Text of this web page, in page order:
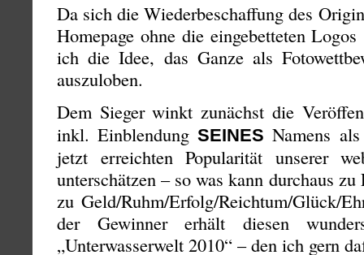
Da sich die Wiederbeschaffung des
Homepage ohne die eingebetteten
ich die Idee, das Ganze als
auszuloben.
Dem Sieger winkt zunächst die
inkl. EinblendungSEINES Namens
jetzt erreichten Popularität unserer
unterschätzen – so was kann durchaus
zu Geld/Ruhm/Erfolg/Reichtum/Glück/
der Gewinner erhält diesen
„Unterwasserwelt 2010“ – den ich gern